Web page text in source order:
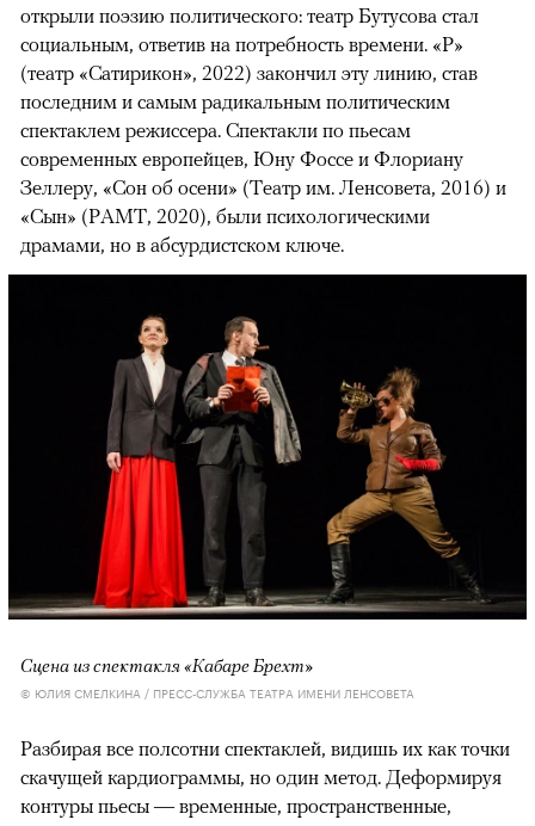
открыли поэзию политического: театр Бутусова стал
социальным, ответив на потребность времени. «Р»
(театр «Сатирикон», 2022) закончил эту линию, став
последним и самым радикальным политическим
спектаклем режиссера. Спектакли по пьесам
современных европейцев, Юну Фоссе и Флориану
Зеллеру, «Сон об осени» (Театр им. Ленсовета, 2016) и
«Сын» (РАМТ, 2020), были психологическими
драмами, но в абсурдистском ключе.
Сцена из спектакля «Кабаре Брехт»
© ЮЛИЯ СМЕЛКИНА / ПРЕСС-СЛУЖБА ТЕАТРА ИМЕНИ ЛЕНСОВЕТА
Разбирая все полсотни спектаклей, видишь их как точки
скачущей кардиограммы, но один метод. Деформируя
контуры пьесы — временные, пространственные,